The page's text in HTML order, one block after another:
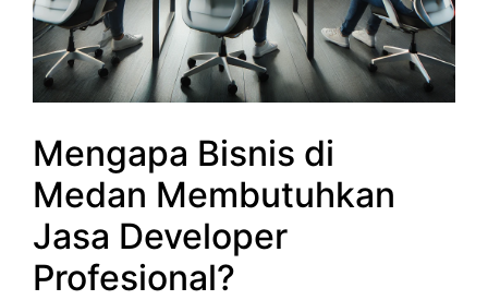
Mengapa Bisnis di
Medan Membutuhkan
Jasa Developer
Profesional?